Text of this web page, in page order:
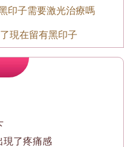
印子需要激光治療嗎
現在留有黑印子
現了疼痛感